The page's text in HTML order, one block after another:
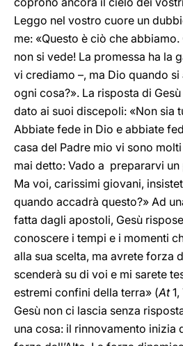
Leggo nel vostro cuore un
me: «Questo è ciò che
non si vede! La promessa ha la
vi crediamo –, ma Dio quando
ogni cosa?». La risposta di
dato ai suoi discepoli: «Non sia
Abbiate fede in Dio e abbiate
casa del Padre mio vi sono
mai detto: Vado a prepararvi un
Ma voi, carissimi giovani,
quando accadrà questo?» Ad
fatta dagli apostoli, Gesù
conoscere i tempi e i momenti
alla sua scelta, ma avrete forza
scenderà su di voi e mi sarete
estremi confini della terra» (At1,
Gesù non ci lascia senza
una cosa: il rinnovamento inizia